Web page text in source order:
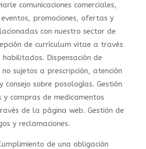
comunicaciones comerciales,
promociones, ofertas y
con nuestro sector de
de currículum vitae a través
Dispensación de
sujetos a prescripción, atención
consejo sobre posologías. Gestión
y compras de medicamentos
de la página web. Gestión de
y reclamaciones.
de una obligación